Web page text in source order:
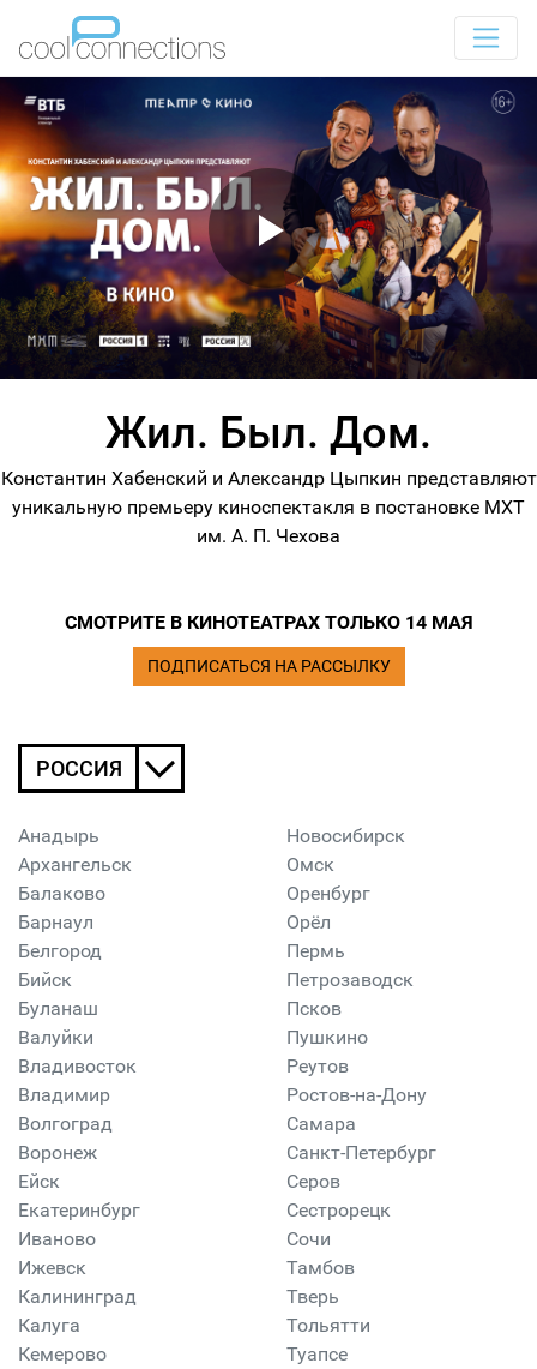
Жил. Был. Дом.
Константин Хабенский и Александр Цыпкин представляют
уникальную премьеру киноспектакля в постановке МХТ
им. А. П. Чехова
СМОТРИТЕ В КИНОТЕАТРАХ ТОЛЬКО 14 МАЯ
ПОДПИСАТЬСЯ НА РАССЫЛКУ
РОССИЯ
Анадырь
Архангельск
Балаково
Барнаул
Белгород
Бийск
Буланаш
Валуйки
Владивосток
Владимир
Волгоград
Воронеж
Ейск
Екатеринбург
Иваново
Ижевск
Калининград
Калуга
Кемерово
Новосибирск
Омск
Оренбург
Орёл
Пермь
Петрозаводск
Псков
Пушкино
Реутов
Ростов-на-Дону
Самара
Санкт-Петербург
Серов
Сестрорецк
Сочи
Тамбов
Тверь
Тольятти
Туапсе